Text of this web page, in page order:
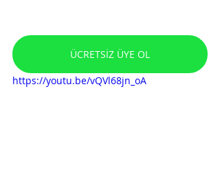
ÜCRETSİZ ÜYE OL
https://youtu.be/vQVl68jn_oA